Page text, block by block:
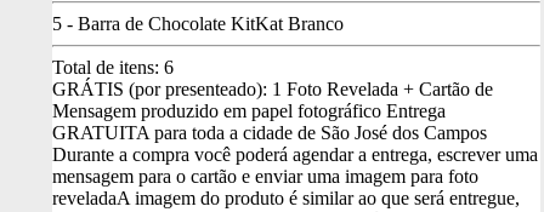
5 - Barra de Chocolate KitKat Branco
Total de itens: 6
GRÁTIS (por presenteado): 1 Foto Revelada + Cartão de
Mensagem produzido em papel fotográfico Entrega
GRATUITA para toda a cidade de São José dos Campos
Durante a compra você poderá agendar a entrega, escrever uma
mensagem para o cartão e enviar uma imagem para foto
reveladaA imagem do produto é similar ao que será entregue,